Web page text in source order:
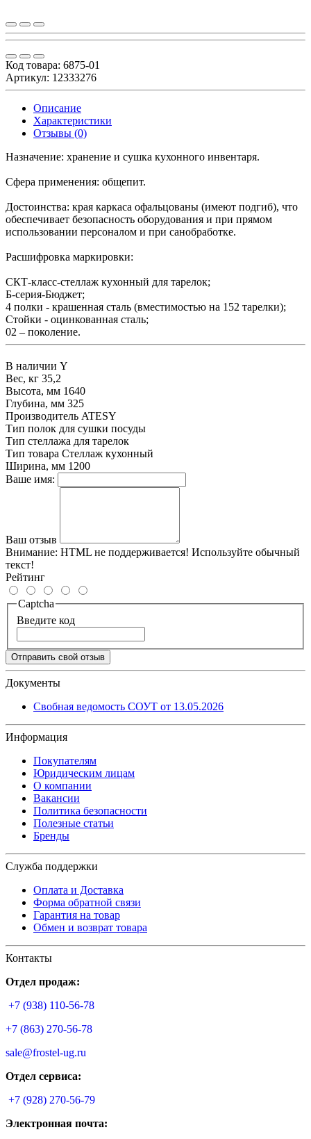
Код товара: 6875-01
Артикул: 12333276
Описание
Характеристики
Отзывы (0)
Назначение: хранение и сушка кухонного инвентаря.
Сфера применения: общепит.
Достоинства: края каркаса офальцованы (имеют подгиб), что
обеспечивает безопасность оборудования и при прямом
использовании персоналом и при санобработке.
Расшифровка маркировки:
СКТ-класс-стеллаж кухонный для тарелок;
Б-серия-Бюджет;
4 полки - крашенная сталь (вместимостью на 152 тарелки);
Стойки - оцинкованная сталь;
02 – поколение.
В наличии Y
Вес, кг 35,2
Высота, мм 1640
Глубина, мм 325
Производитель ATESY
Тип полок для сушки посуды
Тип стеллажа для тарелок
Тип товара Стеллаж кухонный
Ширина, мм 1200
Ваше имя:
Ваш отзыв
Внимание: HTML не поддерживается! Используйте обычный
текст!
Рейтинг
Captcha
Введите код
Отправить свой отзыв
Документы
Свобная ведомость СОУТ от 13.05.2026
Информация
Покупателям
Юридическим лицам
О компании
Вакансии
Политика безопасности
Полезные статьи
Бренды
Служба поддержки
Оплата и Доставка
Форма обратной связи
Гарантия на товар
Обмен и возврат товара
Контакты
Отдел продаж:
+7 (938) 110-56-78
+7 (863) 270-56-78
sale@frostel-ug.ru
Отдел сервиса:
+7 (928) 270-56-79
Электронная почта: